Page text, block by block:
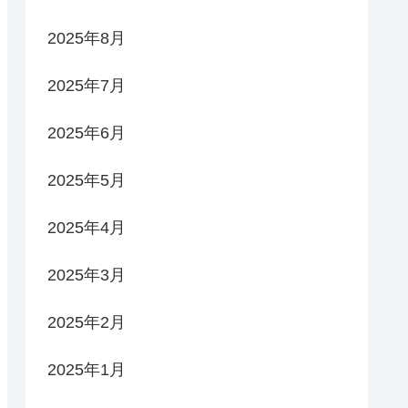
2025年8月
2025年7月
2025年6月
2025年5月
2025年4月
2025年3月
2025年2月
2025年1月